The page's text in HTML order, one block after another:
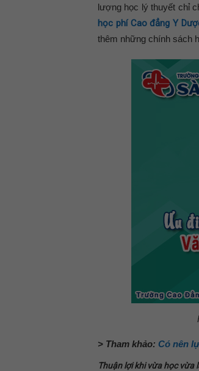
lượng học lý thuyết chỉ
học phí Cao đẳng Y
thêm những chính sách
> Tham khảo: Có nên
Thuận lợi khi vừa học vừa